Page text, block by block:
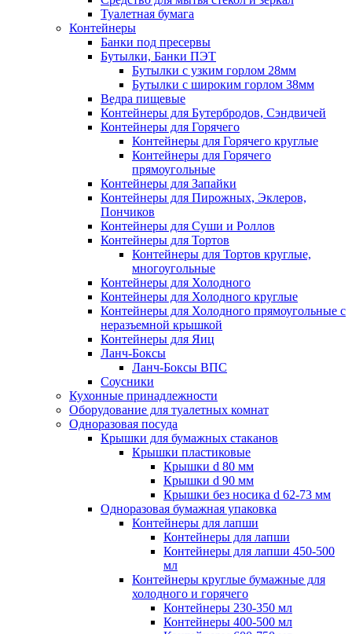
Туалетная бумага
Контейнеры
Банки под пресервы
Бутылки, Банки ПЭТ
Бутылки с узким горлом 28мм
Бутылки с широким горлом 38мм
Ведра пищевые
Контейнеры для Бутербродов, Сэндвичей
Контейнеры для Горячего
Контейнеры для Горячего круглые
Контейнеры для Горячего
прямоугольные
Контейнеры для Запайки
Контейнеры для Пирожных, Эклеров,
Пончиков
Контейнеры для Суши и Роллов
Контейнеры для Тортов
Контейнеры для Тортов круглые,
многоугольные
Контейнеры для Холодного
Контейнеры для Холодного круглые
Контейнеры для Холодного прямоугольные с
неразъемной крышкой
Контейнеры для Яиц
Ланч-Боксы
Ланч-Боксы ВПС
Соусники
Кухонные принадлежности
Оборудование для туалетных комнат
Одноразовая посуда
Крышки для бумажных стаканов
Крышки пластиковые
Крышки d 80 мм
Крышки d 90 мм
Крышки без носика d 62-73 мм
Одноразовая бумажная упаковка
Контейнеры для лапши
Контейнеры для лапши
Контейнеры для лапши 450-500
мл
Контейнеры круглые бумажные для
холодного и горячего
Контейнеры 230-350 мл
Контейнеры 400-500 мл